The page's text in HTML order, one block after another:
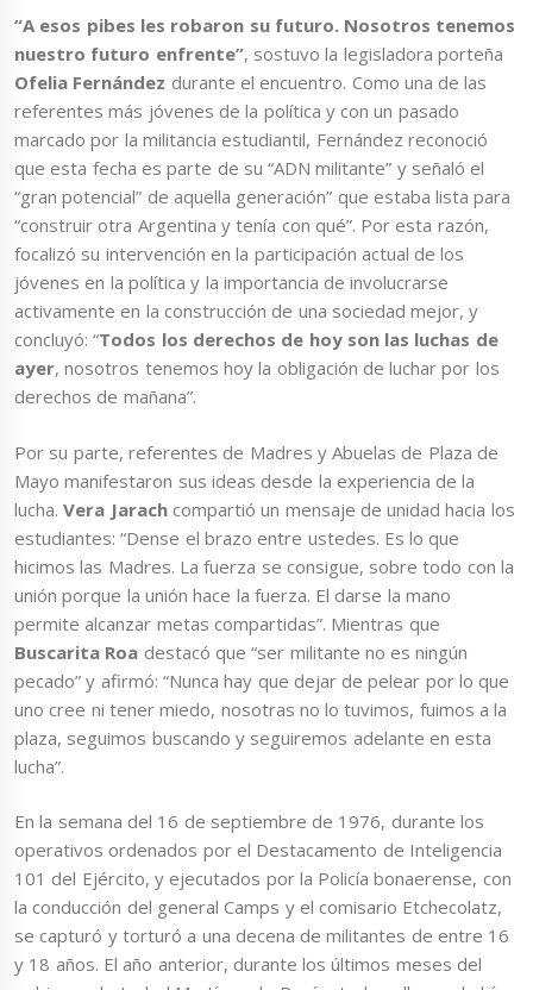
“A esos pibes les robaron su futuro. Nosotros tenemos
nuestro futuro enfrente”, sostuvo la legisladora porteña
Ofelia Fernández durante el encuentro. Como una de las
referentes más jóvenes de la política y con un pasado
marcado por la militancia estudiantil, Fernández reconoció
que esta fecha es parte de su “ADN militante” y señaló el
“gran potencial” de aquella generación” que estaba lista para
“construir otra Argentina y tenía con qué”. Por esta razón,
focalizó su intervención en la participación actual de los
jóvenes en la política y la importancia de involucrarse
activamente en la construcción de una sociedad mejor, y
concluyó: “Todos los derechos de hoy son las luchas de
ayer, nosotros tenemos hoy la obligación de luchar por los
derechos de mañana”.
Por su parte, referentes de Madres y Abuelas de Plaza de
Mayo manifestaron sus ideas desde la experiencia de la
lucha.Vera Jarachcompartió un mensaje de unidad hacia los
estudiantes: “Dense el brazo entre ustedes. Es lo que
hicimos las Madres. La fuerza se consigue, sobre todo con la
unión porque la unión hace la fuerza. El darse la mano
permite alcanzar metas compartidas”. Mientras que
Buscarita Roa destacó que “ser militante no es ningún
pecado” y afirmó: “Nunca hay que dejar de pelear por lo que
uno cree ni tener miedo, nosotras no lo tuvimos, fuimos a la
plaza, seguimos buscando y seguiremos adelante en esta
lucha”.
En la semana del 16 de septiembre de 1976, durante los
operativos ordenados por el Destacamento de Inteligencia
101 del Ejército, y ejecutados por la Policía bonaerense, con
la conducción del general Camps y el comisario Etchecolatz,
se capturó y torturó a una decena de militantes de entre 16
y 18 años. El año anterior, durante los últimos meses del